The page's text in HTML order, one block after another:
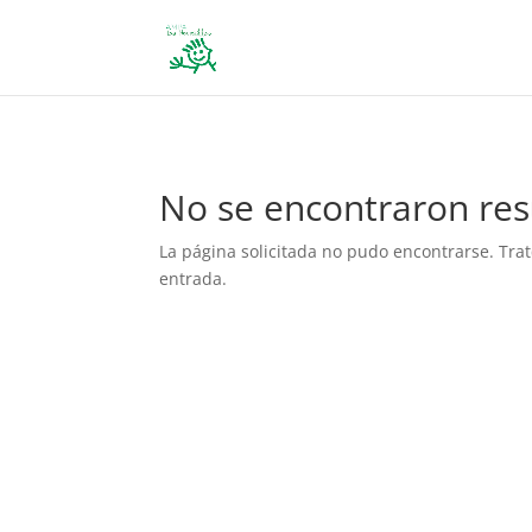
No se encontraron
La página solicitada no pudo encontrarse.
entrada.